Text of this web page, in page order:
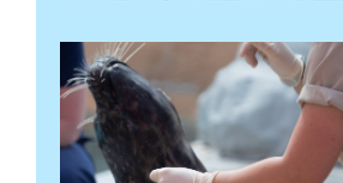
تفتیش
کے قابل
کیریئرز
24 مارچ 2024
مزید پڑھ "